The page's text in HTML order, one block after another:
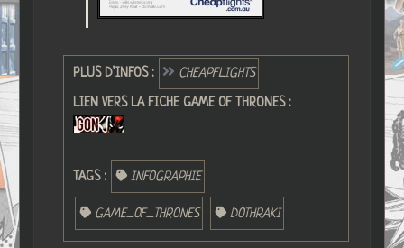
PLUS D’INFOS : CHEAPFLIGHTS
LIEN VERS LA FICHE GAME OF THRONES :
TAGS : INFOGRAPHIE
GAME_OF_THRONES DOTHRAKI